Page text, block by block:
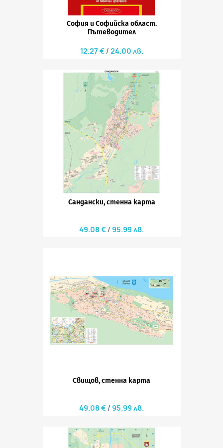
София и Софийска област.
Пътеводител
12.27 € 24.00 лв.
Сандански, стенна карта
49.08 € 95.99 лв.
Свищов, стенна карта
49.08 € 95.99 лв.